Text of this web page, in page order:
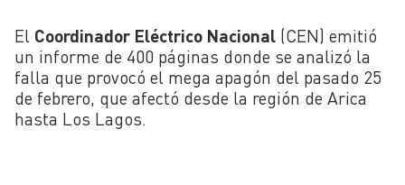
El Coordinador Eléctrico Nacional (CEN) emitió
un informe de 400 páginas donde se analizó la
falla que provocó el mega apagón del pasado 25
de febrero, que afectó desde la región de Arica
hasta Los Lagos.